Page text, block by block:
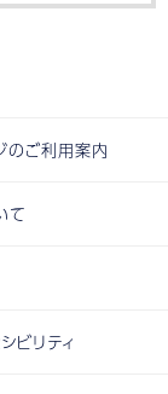
のご利用案内
て
ビリティ